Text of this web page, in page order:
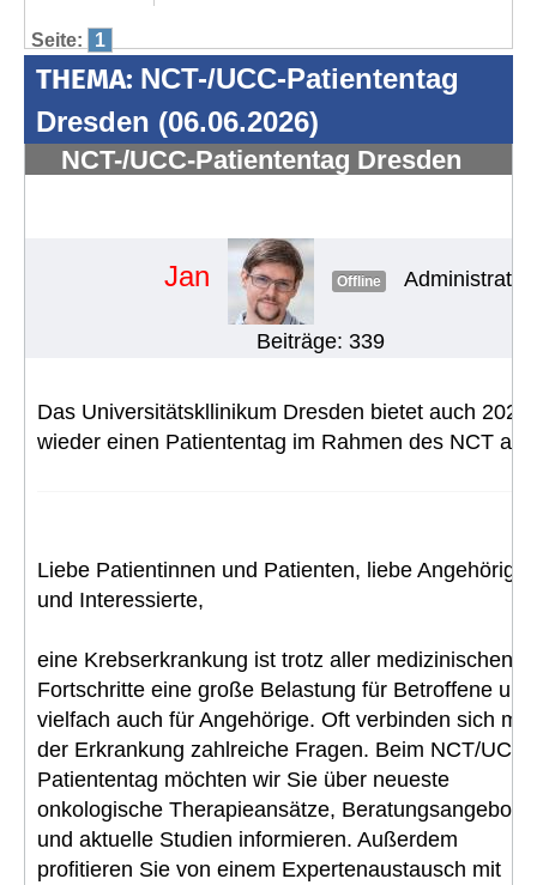
Seite: 1
THEMA: NCT-/UCC-Patiententag
Dresden (06.06.2026)
NCT-/UCC-Patiententag Dresden
Jan Offline Administrator
Beiträge: 339
Das Universitätskllinikum Dresden bietet auch 2026
wieder einen Patiententag im Rahmen des NCT an:
Liebe Patientinnen und Patienten, liebe Angehörige
und Interessierte,
eine Krebserkrankung ist trotz aller medizinischen
Fortschritte eine große Belastung für Betroffene und
vielfach auch für Angehörige. Oft verbinden sich mit
der Erkrankung zahlreiche Fragen. Beim NCT/UCC-
Patiententag möchten wir Sie über neueste
onkologische Therapieansätze, Beratungsangebote
und aktuelle Studien informieren. Außerdem
profitieren Sie von einem Expertenaustausch mit